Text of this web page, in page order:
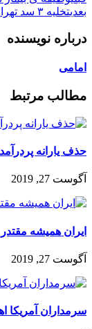
بعدیتخلیه ۳ سد تهران به دلیل احتمال وقوع باران‌های سیل آسا
درباره نویسنده
امامی
مطالب مرتبط
حذف یارانه
آگوست 27, 2019
ایران همیشه مقتدر
آگوست 27, 2019
سرمداران‌ آمریکا